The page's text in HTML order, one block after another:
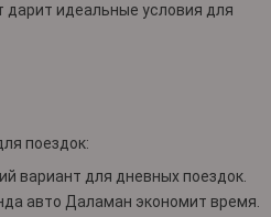
дарит идеальные условия для
поездок:
вариант для дневных поездок.
авто Даламан экономит время.